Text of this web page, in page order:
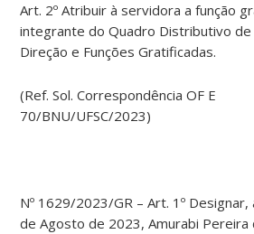
Art. 2º Atribuir à servidora a função
integrante do Quadro Distributivo de
Direção e Funções Gratificadas.
(Ref. Sol. Correspondência OF E
70/BNU/UFSC/2023)
Nº 1629/2023/GR – Art. 1º Designar,
de Agosto de 2023, Amurabi Pereira